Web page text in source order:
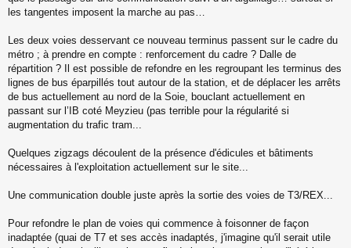
les tangentes imposent la marche au pas…
Les deux voies desservant ce nouveau terminus passent sur le cadre du
métro ; à prendre en compte : renforcement du cadre ? Dalle de
répartition ? Il est possible de refondre en les regroupant les terminus des
lignes de bus éparpillés tout autour de la station, et de déplacer les arrêts
de bus actuellement au nord de la Soie, bouclant actuellement en
passant sur l’IB coté Meyzieu (pas terrible pour la régularité si
augmentation du trafic tram...
Quelques zigzags découlent de la présence d'édicules et bâtiments
nécessaires à l'exploitation actuellement sur le site...
Une communication double juste après la sortie des voies de T3/REX...
Pour refondre le plan de voies qui commence à foisonner de façon
inadaptée (quai de T7 et ses accès inadaptés, j'imagine qu'il serait utile